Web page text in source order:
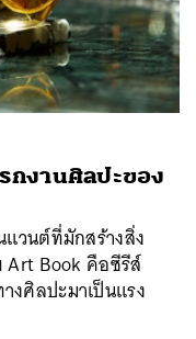
กงานศิลปะของ
วนต์ที่มักสร้างสิ่ง
Art Book คือซีรีส์
งศิลปะมาเป็นแรง
EMAIL